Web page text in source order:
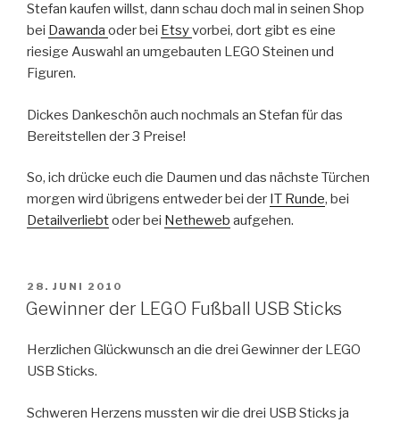
Stefan kaufen willst, dann schau doch mal in seinen Shop
bei Dawanda oder bei Etsyvorbei, dort gibt es eine
riesige Auswahl an umgebauten LEGO Steinen und
Figuren.
Dickes Dankeschön auch nochmals an Stefan für das
Bereitstellen der 3 Preise!
So, ich drücke euch die Daumen und das nächste Türchen
morgen wird übrigens entweder bei der IT Runde, bei
Detailverliebtoder bei Netheweb aufgehen.
VERÖFFENTLICHT
AM
28. JUNI 2010
Gewinner der LEGO Fußball USB Sticks
Herzlichen Glückwunsch an die drei Gewinner der LEGO
USB Sticks.
Schweren Herzens mussten wir die drei USB Sticks ja